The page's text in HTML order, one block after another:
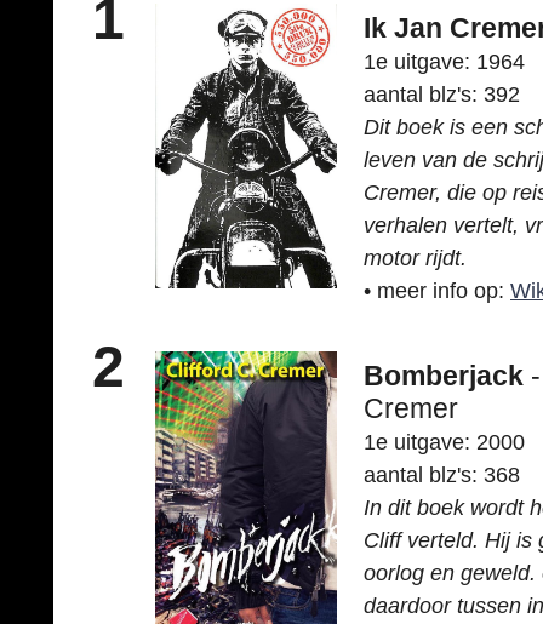
1 Ik Jan
1e uitgave: 1964
aantal blz's: 392
Dit boek is een
leven van de
Cremer, die op
verhalen vertelt,
motor rijdt.
• meer info op:
2 Bomberjack
Cremer
1e uitgave: 2000
aantal blz's: 368
In dit boek wordt
Cliff verteld. Hij is
oorlog en
daardoor tussen